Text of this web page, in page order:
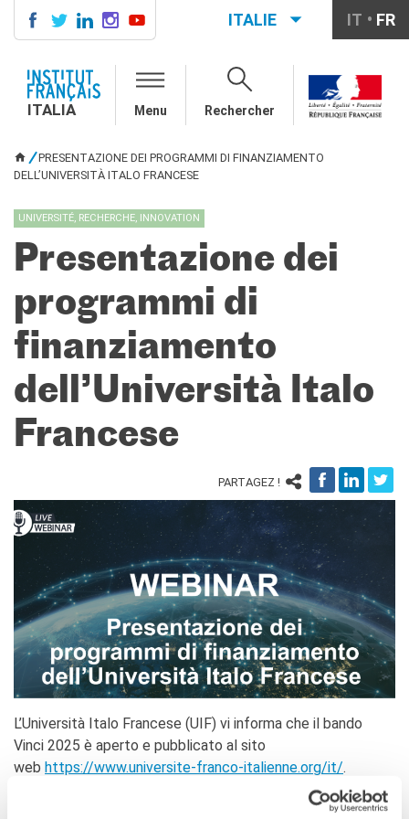
COURS DE FRANÇAIS
LE MONDE SCOLAIRE
Contatti
Francofonia
Studenti
Formation professionnelle
SPECTACLE VIVANT ET
ARTS VISUELS
La festa della musica
Nouveau Grand Tour
Exaequa
La Francia al Cinema
Rendez-vous
Residenza XR
LIVRES
DÉBATS D'IDÉES
UNIVERSITÉ, RECHERCHE,
INNOVATION
Étudier en France
Doubles diplômes
Soutien à la recherche et
l'innovation
YEP - Young Entrepreneurs
Programme
ITALIE IT FR
ITALIA Menu Rechercher
VOUS ÊTES ICI
PRESENTAZIONE DEI PROGRAMMI DI FINANZIAMENTO
DELL’UNIVERSITÀ ITALO FRANCESE
UNIVERSITÉ, RECHERCHE, INNOVATION
Presentazione dei
programmi di
finanziamento
dell’Università Italo
Francese
PARTAGEZ !
L’Università Italo Francese (UIF) vi informa che il bando
Vinci 2025 è aperto e pubblicato al sito
web https://www.universite-franco-italienne.org/it/.